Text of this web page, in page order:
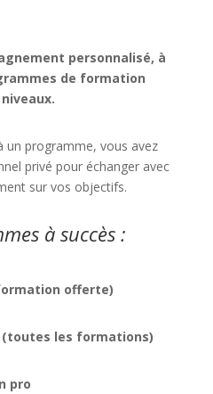
personnalisé, à
de formation
un programme, vous avez
privé pour échanger avec
sur vos objectifs.
à succès :
offerte)
(toutes les formations)
pro